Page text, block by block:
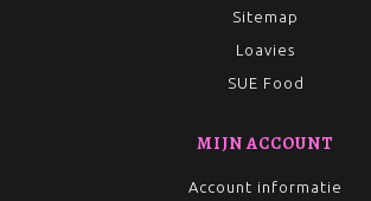
Sitemap
Loavies
SUE Food
MIJN ACCOUNT
Account informatie